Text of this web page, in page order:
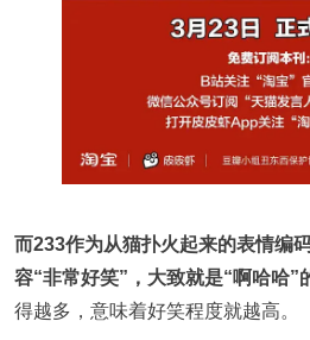
而233作为从猫扑火起来的表情编
容“非常好笑”，大致就是“啊哈哈”
得越多，意味着好笑程度就越高。